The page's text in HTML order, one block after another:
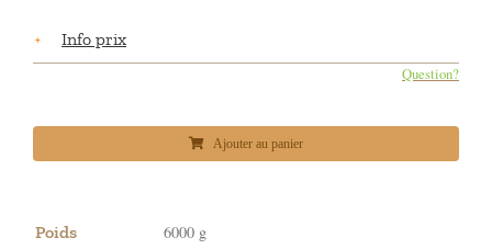
Info prix
Question?
Ajouter au panier
Poids
6000 g